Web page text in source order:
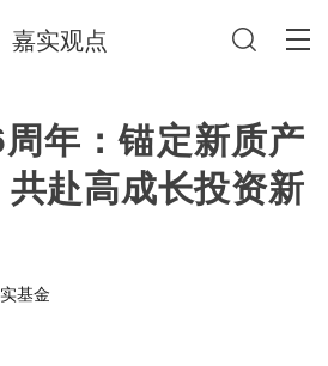
嘉实观点
年：锚定新质产
赴高成长投资新
基金